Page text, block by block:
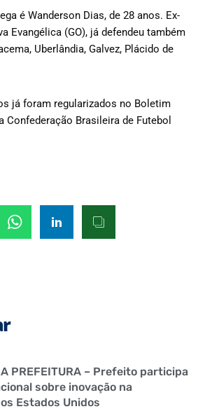
é Wanderson Dias, de 28 anos. Ex-
Evangélica (GO), já defendeu também
Uberlândia, Galvez, Plácido de
já foram regularizados no Boletim
Confederação Brasileira de Futebol
PREFEITURA – Prefeito participa
sobre inovação na
Estados Unidos